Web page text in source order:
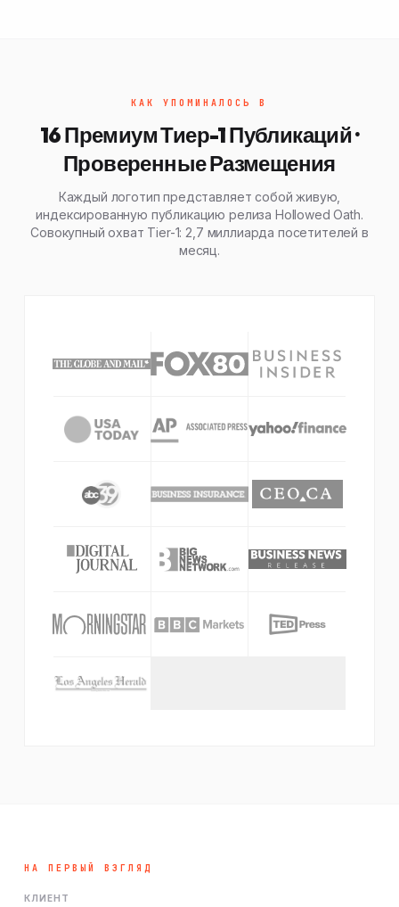
КАК УПОМИНАЛОСЬ В
16 Премиум Тиер-1 Публикаций ·
Проверенные Размещения
Каждый логотип представляет собой живую,
индексированную публикацию релиза Hollowed Oath.
Совокупный охват Tier-1: 2,7 миллиарда посетителей в
месяц.
НА ПЕРВЫЙ ВЗГЛЯД
КЛИЕНТ